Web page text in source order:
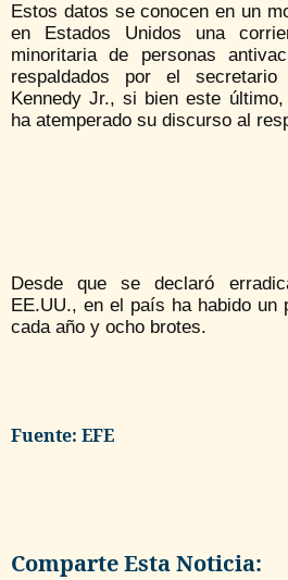
Estos datos se conocen en un
en Estados Unidos una
minoritaria de personas
respaldados por el
Kennedy Jr., si bien este
ha atemperado su discurso al
Desde que se declaró
EE.UU., en el país ha habido un
cada año y ocho brotes.
Fuente: EFE
Comparte Esta Noticia: